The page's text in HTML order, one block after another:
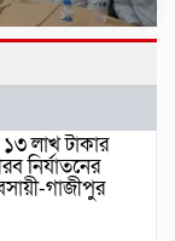
লাখ টাকার
নির্যাতনের
গাজীপুর